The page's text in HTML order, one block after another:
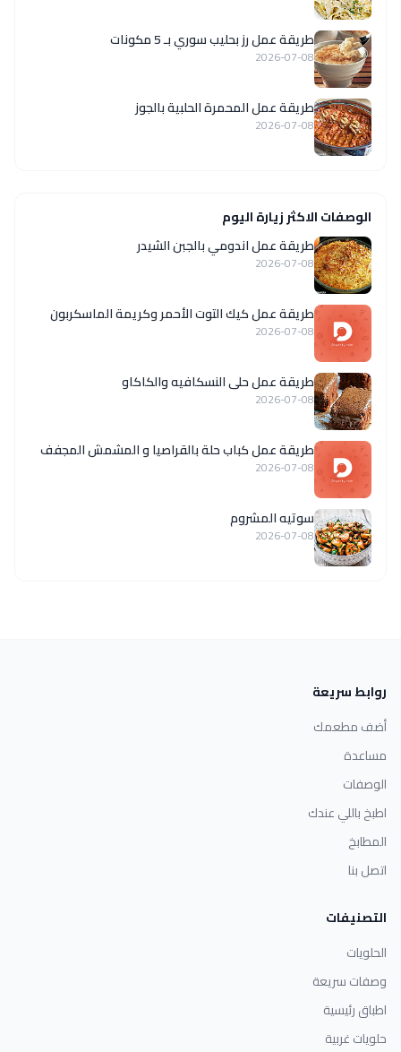
طريقة عمل رز بحليب سوري بـ 5 مكونات
2026-07-08
طريقة عمل المحمرة الحلبية بالجوز
2026-07-08
الوصفات الاكثر زيارة اليوم
طريقة عمل اندومي بالجبن الشيدر
2026-07-08
طريقة عمل كيك التوت الأحمر وكريمة الماسكربون
2026-07-08
طريقة عمل حلى النسكافيه والكاكاو
2026-07-08
طريقة عمل كباب حلة بالقراصيا و المشمش المجفف
2026-07-08
سوتيه المشروم
2026-07-08
روابط سريعة
أضف مطعمك
مساعدة
الوصفات
اطبخ باللي عندك
المطابخ
اتصل بنا
التصنيفات
الحلويات
وصفات سريعة
اطباق رئيسية
حلويات غربية